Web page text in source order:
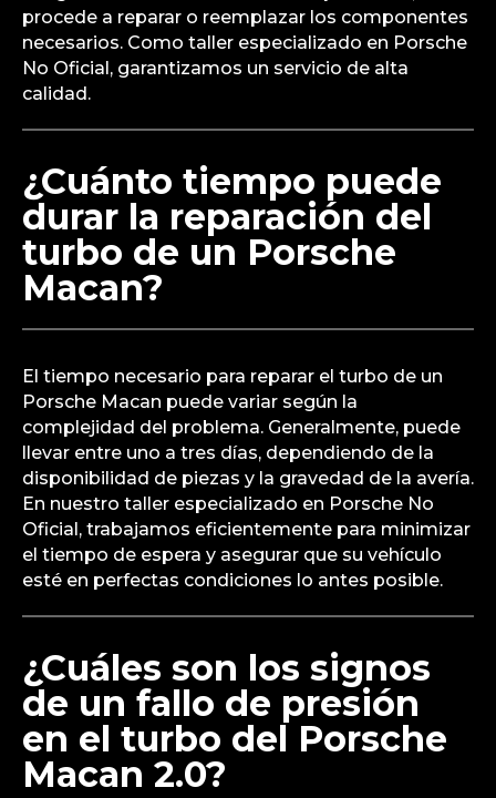
procede a reparar o reemplazar los componentes
necesarios. Como taller especializado en Porsche
No Oficial, garantizamos un servicio de alta
calidad.
¿Cuánto tiempo puede
durar la reparación del
turbo de un Porsche
Macan?
El tiempo necesario para reparar el turbo de un
Porsche Macan puede variar según la
complejidad del problema. Generalmente, puede
llevar entre uno a tres días, dependiendo de la
disponibilidad de piezas y la gravedad de la avería.
En nuestro taller especializado en Porsche No
Oficial, trabajamos eficientemente para minimizar
el tiempo de espera y asegurar que su vehículo
esté en perfectas condiciones lo antes posible.
¿Cuáles son los signos
de un fallo de presión
en el turbo del Porsche
Macan 2.0?